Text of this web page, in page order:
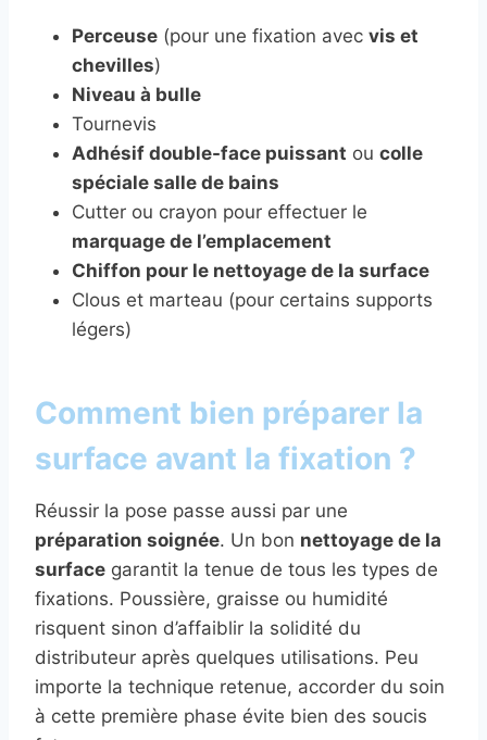
Perceuse (pour une fixation avec vis et
chevilles)
Niveau à bulle
Tournevis
Adhésif double-face puissant ou colle
spéciale salle de bains
Cutter ou crayon pour effectuer le
marquage de l’emplacement
Chiffon pour le nettoyage de la surface
Clous et marteau (pour certains supports
légers)
Comment bien préparer la
surface avant la fixation ?
Réussir la pose passe aussi par une
préparation soignée. Un bon nettoyage de la
surface garantit la tenue de tous les types de
fixations. Poussière, graisse ou humidité
risquent sinon d’affaiblir la solidité du
distributeur après quelques utilisations. Peu
importe la technique retenue, accorder du soin
à cette première phase évite bien des soucis